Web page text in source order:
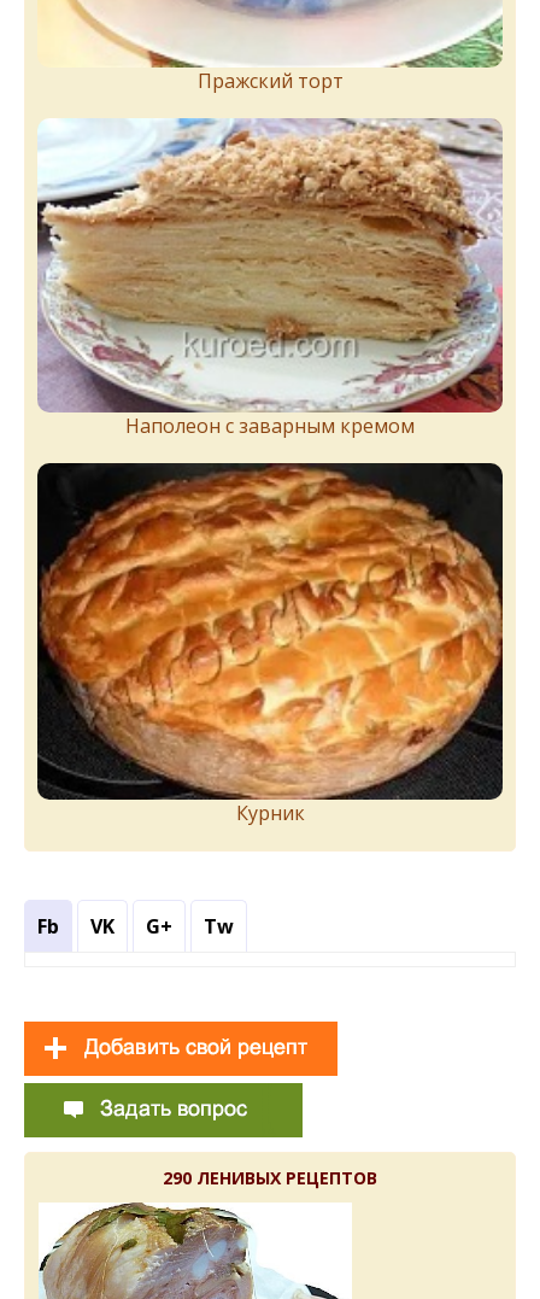
Пражский торт
Наполеон с заварным кремом
Курник
Fb VK G+ Tw
290 ЛЕНИВЫХ РЕЦЕПТОВ